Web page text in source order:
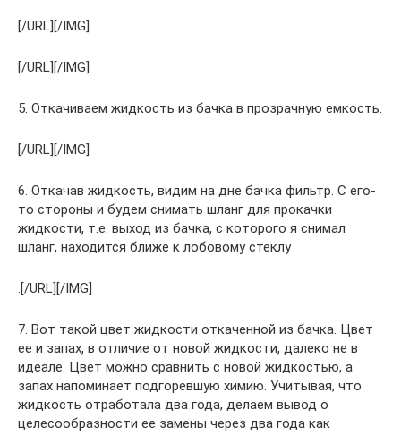
[/URL][/IMG]
[/URL][/IMG]
5. Откачиваем жидкость из бачка в прозрачную емкость.
[/URL][/IMG]
6. Откачав жидкость, видим на дне бачка фильтр. С его-
то стороны и будем снимать шланг для прокачки
жидкости, т.е. выход из бачка, с которого я снимал
шланг, находится ближе к лобовому стеклу
.[/URL][/IMG]
7. Вот такой цвет жидкости откаченной из бачка. Цвет
ее и запах, в отличие от новой жидкости, далеко не в
идеале. Цвет можно сравнить с новой жидкостью, а
запах напоминает подгоревшую химию. Учитывая, что
жидкость отработала два года, делаем вывод о
целесообразности ее замены через два года как